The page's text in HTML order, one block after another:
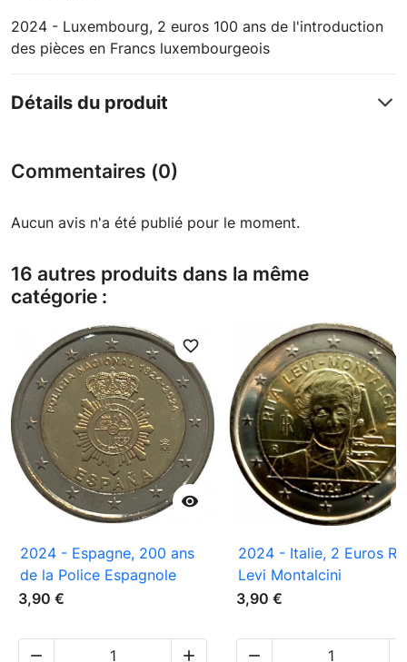
2024 - Luxembourg, 2 euros 100 ans de l'introduction
des pièces en Francs luxembourgeois
Détails du produit
Commentaires (0)
Aucun avis n'a été publié pour le moment.
16 autres produits dans la même
catégorie :

favorite_border
2024 - Espagne, 200 ans
de la Police Espagnole
3,90 €


2024 - Italie, 2 Euros
Levi Montalcini
3,90 €
